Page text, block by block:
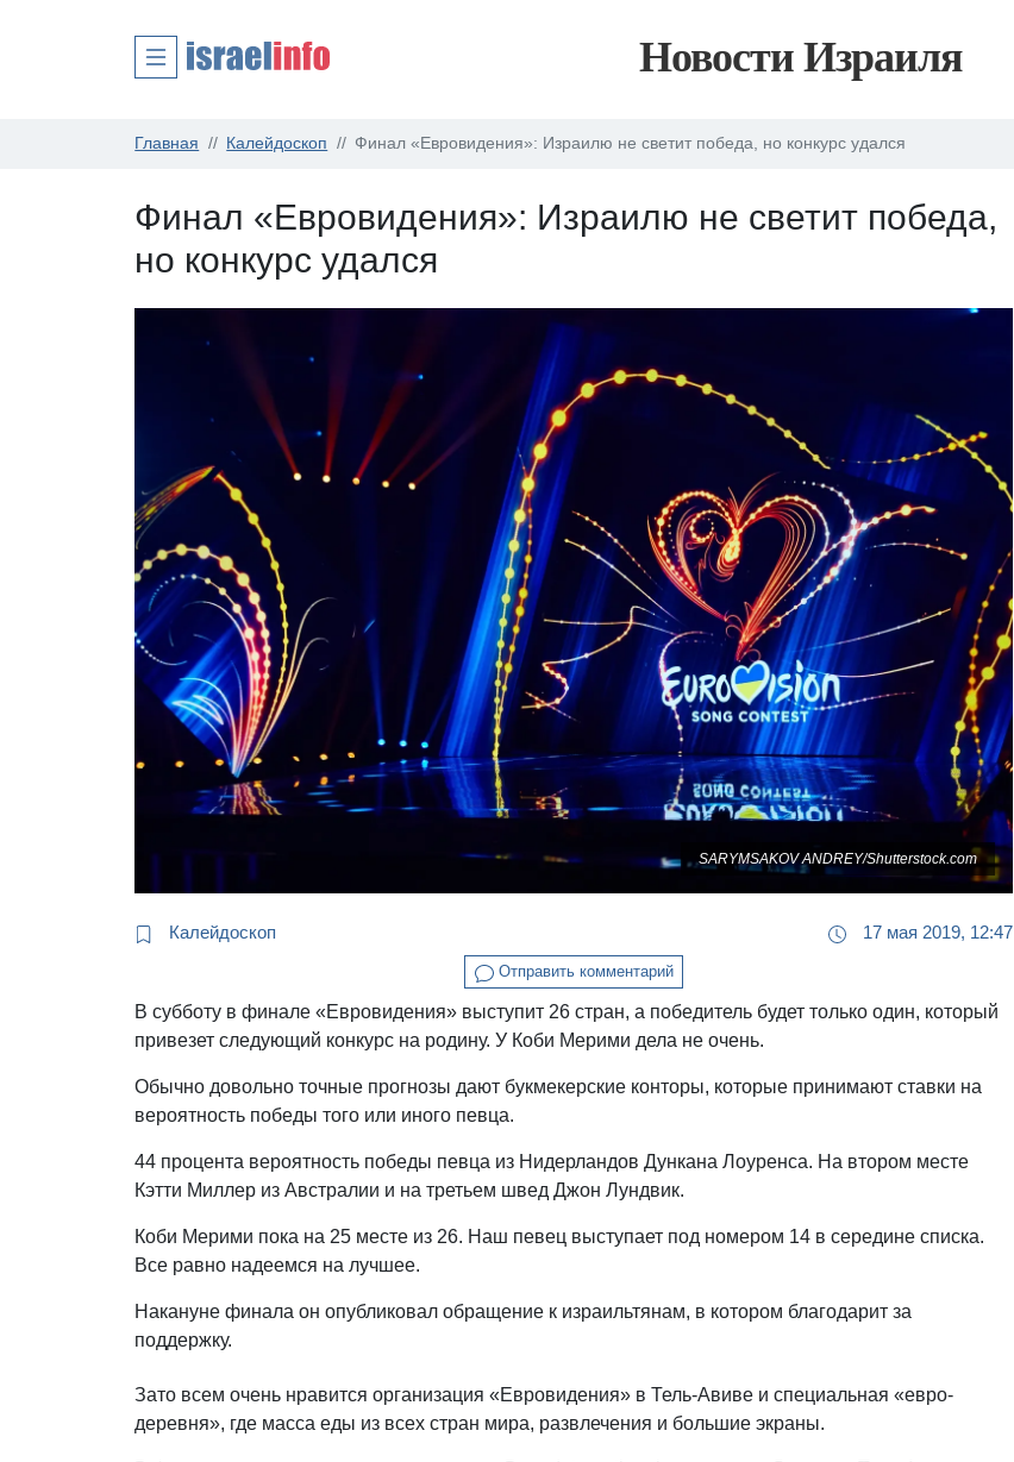
Новости Израиля
Главная Калейдоскоп Финал «Евровидения»: Израилю не светит победа, но конкурс удался
Финал «Евровидения»: Израилю не светит победа,
но конкурс удался
SARYMSAKOV ANDREY/Shutterstock.com
Калейдоскоп 17 мая 2019, 12:47
Отправить комментарий
В субботу в финале «Евровидения» выступит 26 стран, а победитель будет только один, который
привезет следующий конкурс на родину. У Коби Мерими дела не очень.
Обычно довольно точные прогнозы дают букмекерские конторы, которые принимают ставки на
вероятность победы того или иного певца.
44 процента вероятность победы певца из Нидерландов Дункана Лоуренса. На втором месте
Кэтти Миллер из Австралии и на третьем швед Джон Лундвик.
Коби Мерими пока на 25 месте из 26. Наш певец выступает под номером 14 в середине списка.
Все равно надеемся на лучшее.
Накануне финала он опубликовал обращение к израильтянам, в котором благодарит за
поддержку.
Зато всем очень нравится организация «Евровидения» в Тель-Авиве и специальная «евро-
деревня», где масса еды из всех стран мира, развлечения и большие экраны.